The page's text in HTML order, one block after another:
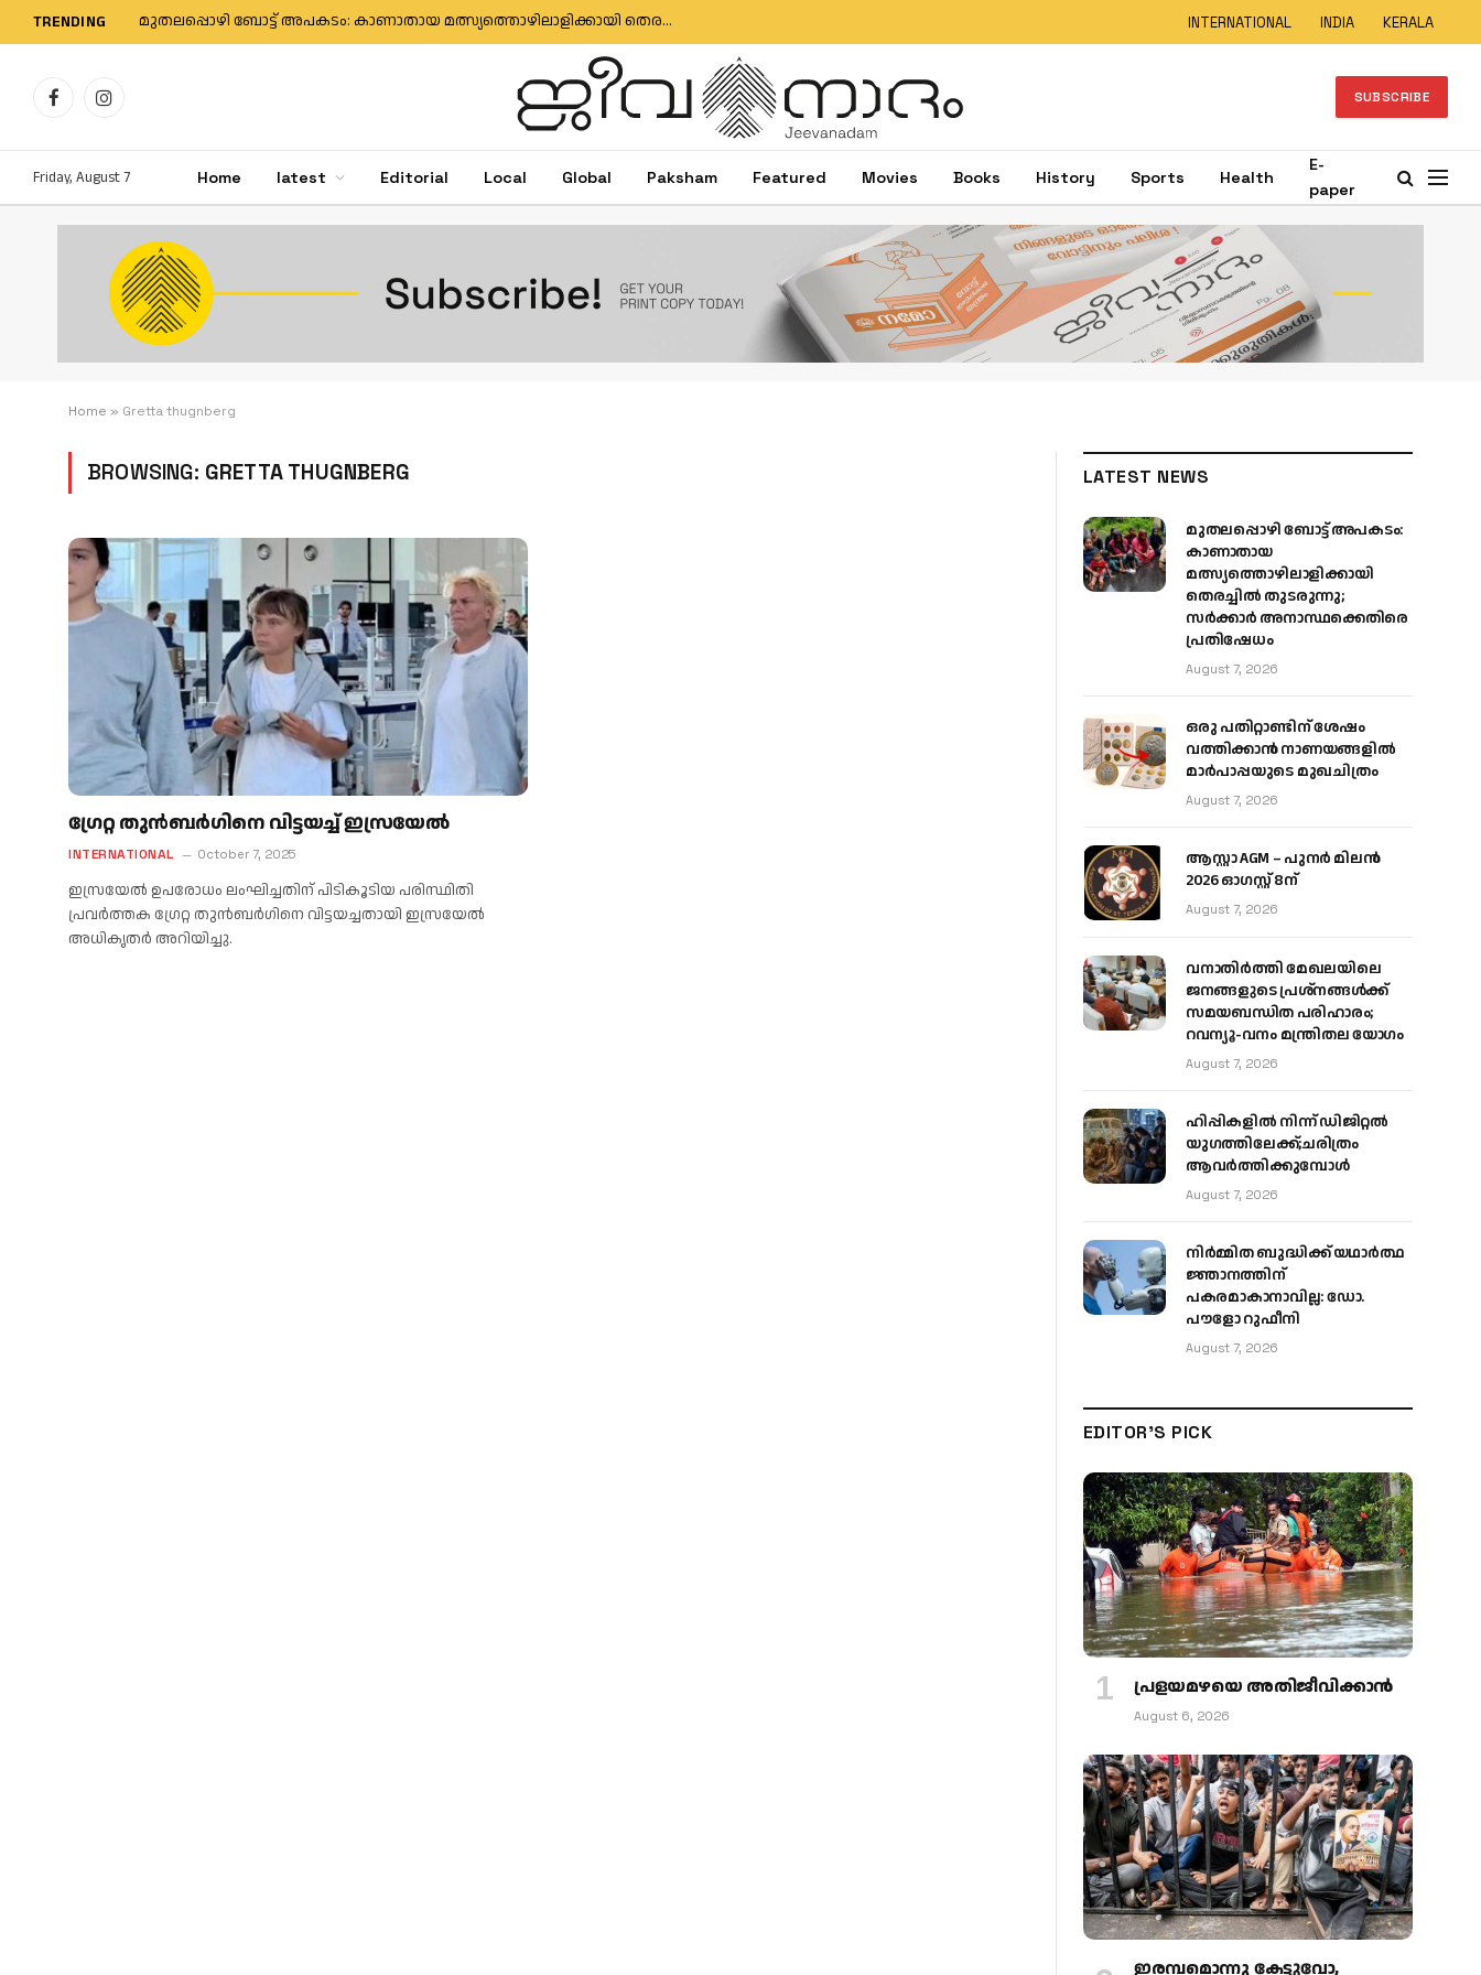
TRENDING മുതലപ്പൊഴി ബോട്ട് അപകടം: കാണാതായ മത്സ്യത്തൊഴിലാളിക്കായി തെരച്ചിൽ തുടരുന്നു; സർക്കാർ അനാസ്ഥക്കെതിരെ പ്രതിഷേധം INTERNATIONAL INDIA KERALA
FacebookInstagram SUBSCRIBE
Friday, August 7 Home latest Editorial Local Global Paksham Featured Movies Books History Sports Health
E-
paper
Home » Gretta thugnberg
BROWSING: GRETTA THUGNBERG
ഗ്രേറ്റ തുൻബർഗിനെ വിട്ടയച്ച് ഇസ്രയേൽ
INTERNATIONAL October 7, 2025
ഇസ്രയേൽ ഉപരോധം ലംഘിച്ചതിന് പിടികൂടിയ പരിസ്ഥിതി
പ്രവർത്തക ഗ്രേറ്റ തുൻബർഗിനെ വിട്ടയച്ചതായി ഇസ്രയേൽ
അധികൃതർ അറിയിച്ചു.
LATEST NEWS
മുതലപ്പൊഴി ബോട്ട് അപകടം:
കാണാതായ
മത്സ്യത്തൊഴിലാളിക്കായി
തെരച്ചിൽ തുടരുന്നു;
സർക്കാർ അനാസ്ഥക്കെതിരെ
പ്രതിഷേധം
August 7, 2026
ഒരു പതിറ്റാണ്ടിന് ശേഷം
വത്തിക്കാൻ നാണയങ്ങളിൽ
മാർപാപ്പയുടെ മുഖചിത്രം
August 7, 2026
ആസ്റ്റാ AGM – പുനർ മിലൻ
2026 ഓഗസ്റ്റ് 8ന്
August 7, 2026
വനാതിർത്തി മേഖലയിലെ
ജനങ്ങളുടെ പ്രശ്നങ്ങൾക്ക്
സമയബന്ധിത പരിഹാരം;
റവന്യൂ-വനം മന്ത്രിതല യോഗം
August 7, 2026
ഹിപ്പികളില്‍ നിന്ന് ഡിജിറ്റല്‍
യുഗത്തിലേക്ക്;ചരിത്രം
ആവര്‍ത്തിക്കുമ്പോള്‍
August 7, 2026
നിർമ്മിത ബുദ്ധിക്ക് യഥാർത്ഥ
ജ്ഞാനത്തിന്
പകരമാകാനാവില്ല: ഡോ.
പൗളോ റുഫീനി
August 7, 2026
EDITOR'S PICK
പ്രളയമഴയെ അതിജീവിക്കാന്‍
August 6, 2026
ഇരമ്പമൊന്നു കേട്ടുവോ,